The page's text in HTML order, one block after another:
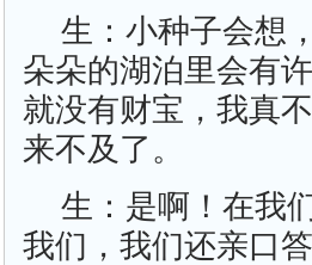
生：小种子会想
朵朵的湖泊里会有
就没有财宝，我真
来不及了。
生：是啊！在我
我们，我们还亲口